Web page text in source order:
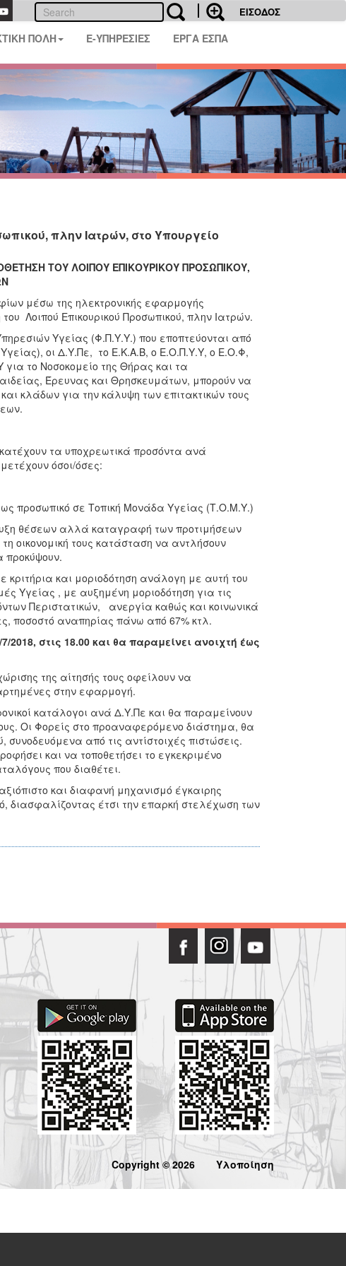
ΕΙΣΟΔΟΣ
ΠΟΛΗ E-ΥΠΗΡΕΣΙΕΣ ΕΡΓΑ ΕΣΠΑ
πλην Ιατρών, στο Υπουργείο
ΤΟΥ ΛΟΙΠΟΥ ΕΠΙΚΟΥΡΙΚΟΥ ΠΡΟΣΩΠΙΚΟΥ,
μέσω της ηλεκτρονικής εφαρμογής
Λοιπού Επικουρικού Προσωπικού, πλην Ιατρών.
Υγείας (Φ.Π.Υ.Υ.) που εποπτεύονται από
οι Δ.Υ.Πε, το Ε.Κ.Α.Β, ο Ε.Ο.Π.Υ.Υ, ο Ε.Ο.Φ,
το Νοσοκομείο της Θήρας και τα
Έρευνας και Θρησκευμάτων, μπορούν να
κλάδων για την κάλυψη των επιτακτικών τους
τα υποχρεωτικά προσόντα ανά
όσοι/όσες:
προσωπικό σε Τοπική Μονάδα Υγείας (Τ.Ο.Μ.Υ.)
θέσεων αλλά καταγραφή των προτιμήσεων
οικονομική τους κατάσταση να αντλήσουν
προκύψουν.
και μοριοδότηση ανάλογη με αυτή του
Υγείας , με αυξημένη μοριοδότηση για τις
Περιστατικών, ανεργία καθώς και κοινωνικά
ποσοστό αναπηρίας πάνω από 67% κτλ.
στις 18.00 και θα παραμείνει ανοιχτή έως
της αίτησής τους οφείλουν να
στην εφαρμογή.
κατάλογοι ανά Δ.Υ.Πε και θα παραμείνουν
Οι Φορείς στο προαναφερόμενο διάστημα, θα
από τις αντίστοιχές πιστώσεις.
και να τοποθετήσει το εγκεκριμένο
που διαθέτει.
και διαφανή μηχανισμό έγκαιρης
διασφαλίζοντας έτσι την επαρκή στελέχωση των
Copyright © 2026 Υλοποίηση